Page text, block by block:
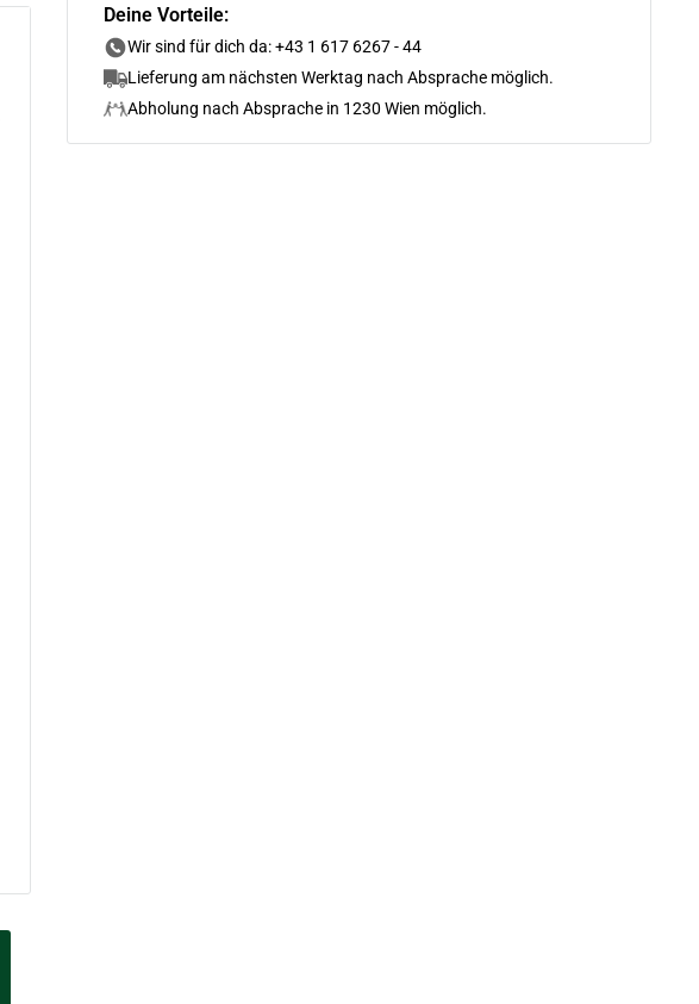
Deine Vorteile:
Wir sind für dich da: +43 1 617 6267 - 44
Lieferung am nächsten Werktag nach Absprache möglich.
Abholung nach Absprache in 1230 Wien möglich.